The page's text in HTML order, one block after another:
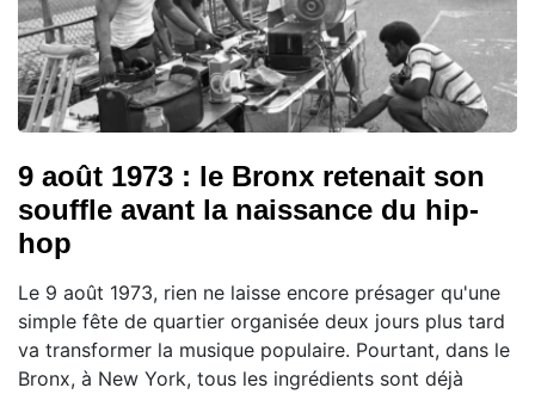
9 août 1973 : le Bronx retenait son
souffle avant la naissance du hip-
hop
Le 9 août 1973, rien ne laisse encore présager qu'une
simple fête de quartier organisée deux jours plus tard
va transformer la musique populaire. Pourtant, dans le
Bronx, à New York, tous les ingrédients sont déjà